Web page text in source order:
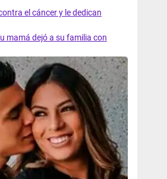
el cáncer y le dedican
mamá dejó a su familia con